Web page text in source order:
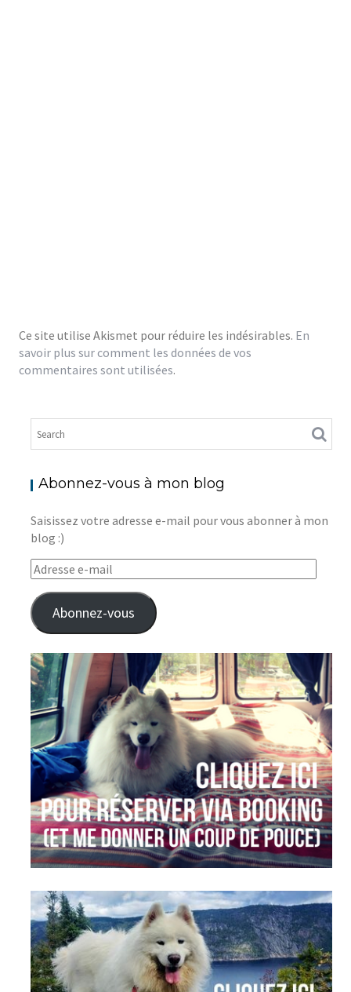
Ce site utilise Akismet pour réduire les indésirables. En
savoir plus sur comment les données de vos
commentaires sont utilisées.
Abonnez-vous à mon blog
Saisissez votre adresse e-mail pour vous abonner à mon
blog :)
Adresse
e-
mail
Abonnez-vous